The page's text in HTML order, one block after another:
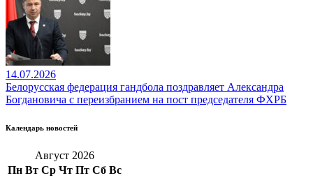
14.07.2026
Белорусская федерация гандбола поздравляет Александра
Богдановича с переизбранием на пост председателя ФХРБ
Календарь новостей
Август 2026
Пн Вт Ср Чт Пт Сб Вс